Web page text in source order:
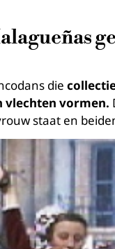
die
vlechten vormen.
staat en